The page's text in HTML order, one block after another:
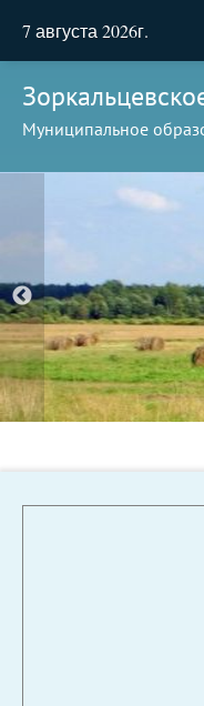
7 августа 2026г.
Муниципальное